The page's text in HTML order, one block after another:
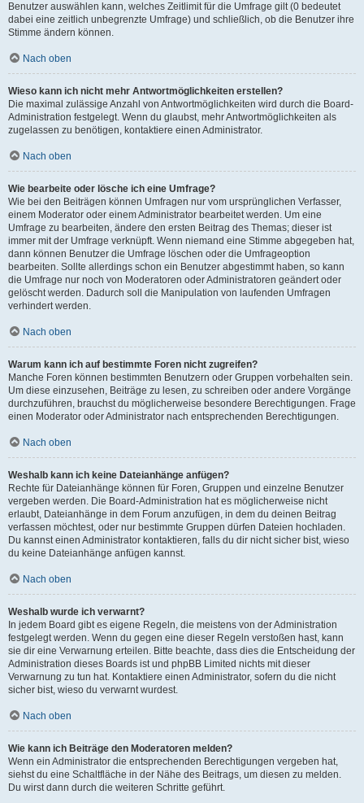
Benutzer auswählen kann, welches Zeitlimit für die Umfrage gilt (0 bedeutet
dabei eine zeitlich unbegrenzte Umfrage) und schließlich, ob die Benutzer ihre
Stimme ändern können.
Nach oben
Wieso kann ich nicht mehr Antwortmöglichkeiten erstellen?
Die maximal zulässige Anzahl von Antwortmöglichkeiten wird durch die Board-
Administration festgelegt. Wenn du glaubst, mehr Antwortmöglichkeiten als
zugelassen zu benötigen, kontaktiere einen Administrator.
Nach oben
Wie bearbeite oder lösche ich eine Umfrage?
Wie bei den Beiträgen können Umfragen nur vom ursprünglichen Verfasser,
einem Moderator oder einem Administrator bearbeitet werden. Um eine
Umfrage zu bearbeiten, ändere den ersten Beitrag des Themas; dieser ist
immer mit der Umfrage verknüpft. Wenn niemand eine Stimme abgegeben hat,
dann können Benutzer die Umfrage löschen oder die Umfrageoption
bearbeiten. Sollte allerdings schon ein Benutzer abgestimmt haben, so kann
die Umfrage nur noch von Moderatoren oder Administratoren geändert oder
gelöscht werden. Dadurch soll die Manipulation von laufenden Umfragen
verhindert werden.
Nach oben
Warum kann ich auf bestimmte Foren nicht zugreifen?
Manche Foren können bestimmten Benutzern oder Gruppen vorbehalten sein.
Um diese einzusehen, Beiträge zu lesen, zu schreiben oder andere Vorgänge
durchzuführen, brauchst du möglicherweise besondere Berechtigungen. Frage
einen Moderator oder Administrator nach entsprechenden Berechtigungen.
Nach oben
Weshalb kann ich keine Dateianhänge anfügen?
Rechte für Dateianhänge können für Foren, Gruppen und einzelne Benutzer
vergeben werden. Die Board-Administration hat es möglicherweise nicht
erlaubt, Dateianhänge in dem Forum anzufügen, in dem du deinen Beitrag
verfassen möchtest, oder nur bestimmte Gruppen dürfen Dateien hochladen.
Du kannst einen Administrator kontaktieren, falls du dir nicht sicher bist, wieso
du keine Dateianhänge anfügen kannst.
Nach oben
Weshalb wurde ich verwarnt?
In jedem Board gibt es eigene Regeln, die meistens von der Administration
festgelegt werden. Wenn du gegen eine dieser Regeln verstoßen hast, kann
sie dir eine Verwarnung erteilen. Bitte beachte, dass dies die Entscheidung der
Administration dieses Boards ist und phpBB Limited nichts mit dieser
Verwarnung zu tun hat. Kontaktiere einen Administrator, sofern du die nicht
sicher bist, wieso du verwarnt wurdest.
Nach oben
Wie kann ich Beiträge den Moderatoren melden?
Wenn ein Administrator die entsprechenden Berechtigungen vergeben hat,
siehst du eine Schaltfläche in der Nähe des Beitrags, um diesen zu melden.
Du wirst dann durch die weiteren Schritte geführt.